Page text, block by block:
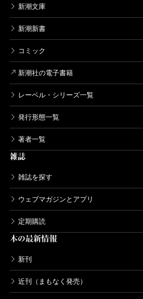
新潮文庫
新潮新書
コミック
新潮社の電子書籍
レーベル・シリーズ一覧
発行形態一覧
著者一覧
雑誌
雑誌を探す
ウェブマガジンとアプリ
定期購読
本の最新情報
新刊
近刊（まもなく発売）